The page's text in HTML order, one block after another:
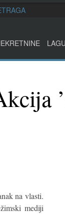
na vlasti.
mediji